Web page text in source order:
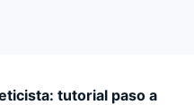
tutorial paso a